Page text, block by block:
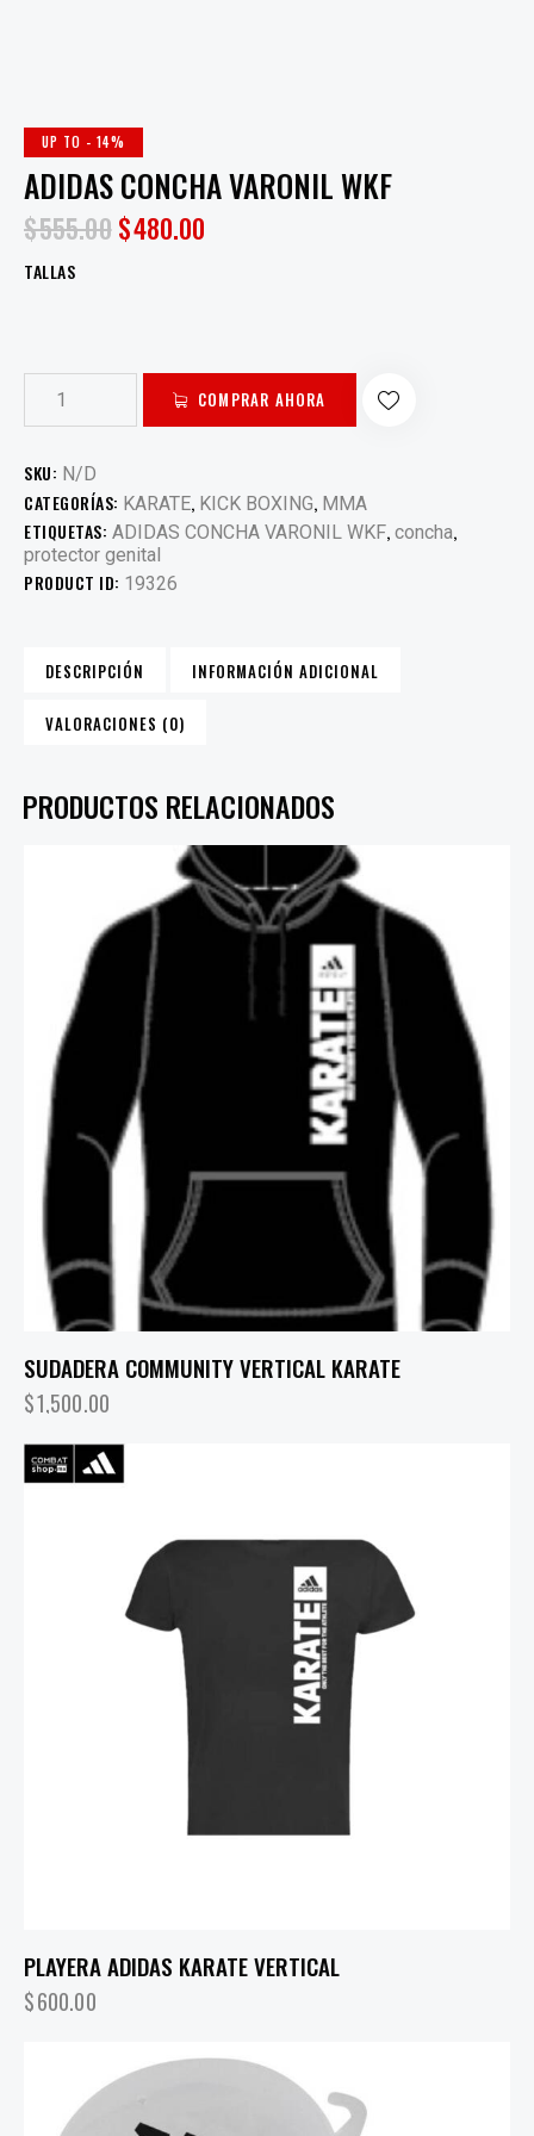
UP TO - 14%
ADIDAS CONCHA VARONIL WKF
$555.00$480.00
TALLAS
COMPRAR AHORA
SKU: N/D
CATEGORÍAS: KARATE, KICK BOXING, MMA
ETIQUETAS: ADIDAS CONCHA VARONIL WKF, concha,
protector genital
PRODUCT ID: 19326
DESCRIPCIÓN INFORMACIÓN ADICIONAL
VALORACIONES (0)
PRODUCTOS RELACIONADOS
SUDADERA COMMUNITY VERTICAL KARATE
$1,500.00
PLAYERA ADIDAS KARATE VERTICAL
$600.00